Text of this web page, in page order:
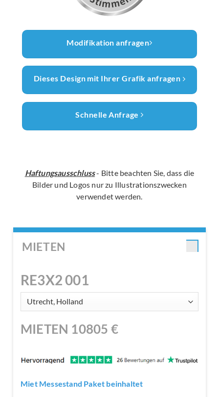
Modifikation anfragen
Dieses Design mit Ihrer Grafik anfragen
Schnelle Anfrage
Haftungsausschluss- Bitte beachten Sie, dass die
Bilder und Logos nur zu Illustrationszwecken
verwendet werden.
MIETEN
RE3X2 001
MIETEN 10805 €
Miet Messestand Paket beinhaltet